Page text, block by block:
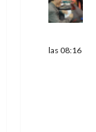
las 08:16